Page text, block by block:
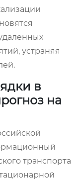
устраняя
в
на
транспорта